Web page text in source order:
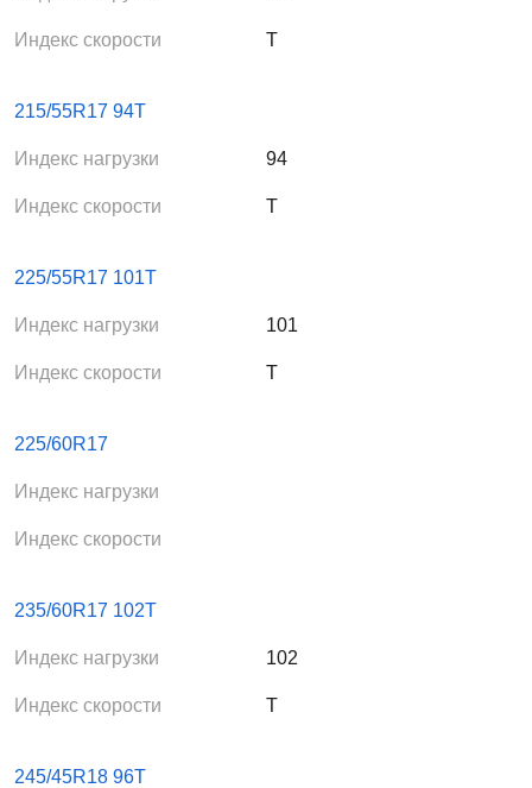
Индекс скорости T
215/55R17 94T
Индекс нагрузки 94
Индекс скорости T
225/55R17 101T
Индекс нагрузки 101
Индекс скорости T
225/60R17
Индекс нагрузки
Индекс скорости
235/60R17 102T
Индекс нагрузки 102
Индекс скорости T
245/45R18 96T